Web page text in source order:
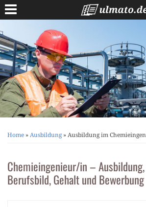
to
content
Berufe A bis Z
Anschreiben
Lebenslauf
Bewerbungstipps
Vorstellungsgespräch
Home »Ausbildung»Ausbildung im
Chemieingenieur/in –
Berufsbild, Gehalt und Bewerbung